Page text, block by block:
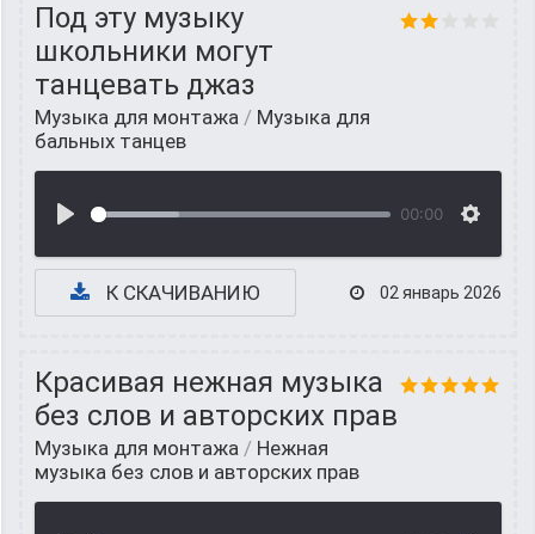
Под эту музыку
школьники могут
танцевать джаз
Музыка для монтажа / Музыка для
бальных танцев
00:00
К СКАЧИВАНИЮ 02 январь 2026
Красивая нежная музыка
без слов и авторских прав
Музыка для монтажа / Нежная
музыка без слов и авторских прав